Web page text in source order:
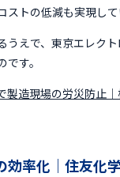
ストの低減も実現して
うえで、東京エレク
す。
造現場の労災防止
効率化｜住友化